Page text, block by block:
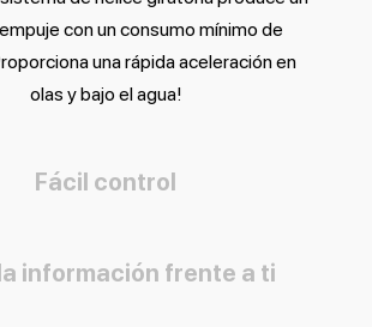
con un consumo mínimo de
una rápida aceleración en
olas y bajo el agua!
Fácil control
información frente a ti